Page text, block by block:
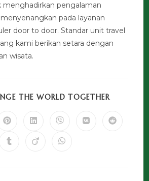
menghadirkan pengalaman
pada layanan
door to door. Standar unit travel
kami berikan setara dengan
wisata.
THE WORLD TOGETHER